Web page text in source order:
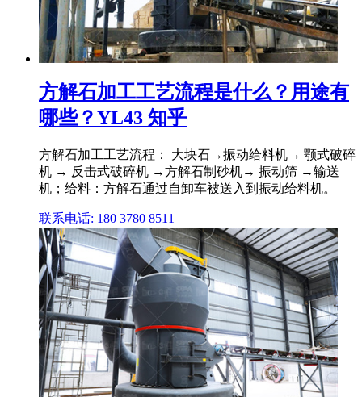
方解石加工工艺流程是什么？用途有
哪些？YL43 知乎
方解石加工工艺流程： 大块石→振动给料机→ 颚式破碎
机 → 反击式破碎机 →方解石制砂机→ 振动筛 →输送
机；给料：方解石通过自卸车被送入到振动给料机。
联系电话: 180 3780 8511